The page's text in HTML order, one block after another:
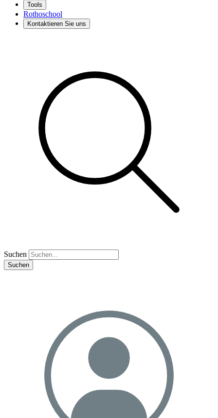
Tools
Rothoschool
Kontaktieren Sie uns
Suchen
Suchen